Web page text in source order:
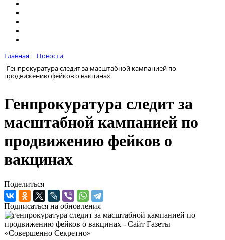
Главная
Новости
Генпрокуратура следит за масштабной кампанией по
продвижению фейков о вакцинах
Генпрокуратура следит за
масштабной кампанией по
продвижению фейков о
вакцинах
Поделиться
Подписаться на обновления